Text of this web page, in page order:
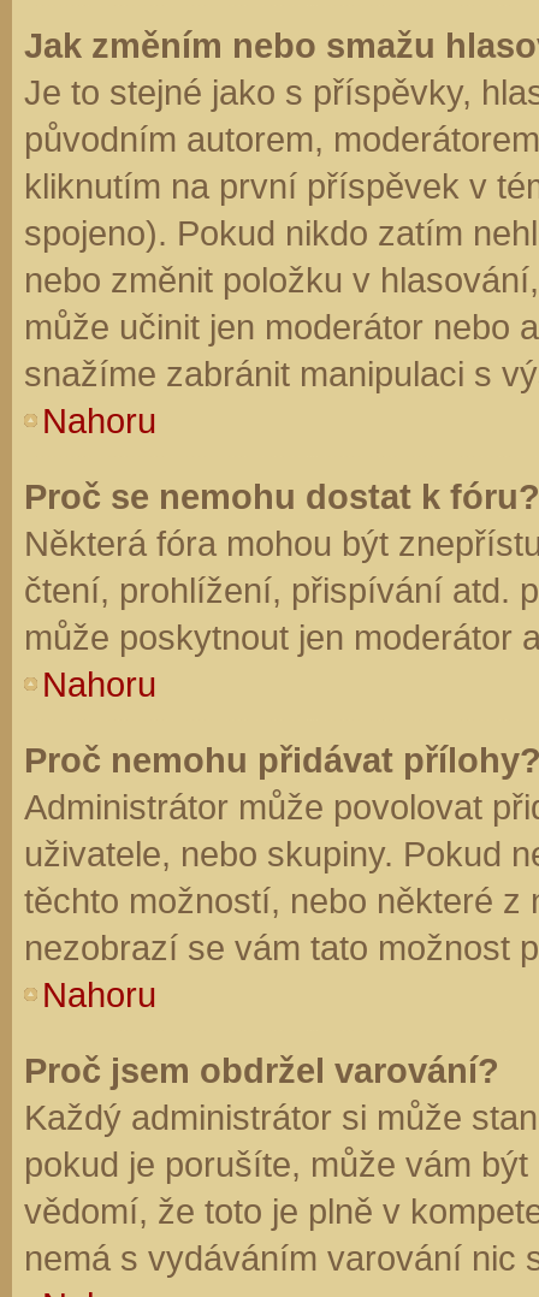
Jak změním nebo smažu
Je to stejné jako s příspěvky,
původním autorem,
kliknutím na první příspěvek v
spojeno). Pokud nikdo zatím
nebo změnit položku v
může učinit jen moderátor nebo
snažíme zabránit manipulaci s
Nahoru
Proč se nemohu dostat k fóru?
Některá fóra mohou být
čtení, prohlížení, přispívání atd.
může poskytnout jen moderátor
Nahoru
Proč nemohu přidávat
Administrátor může povolovat
uživatele, nebo skupiny. Pokud
těchto možností, nebo některé z
nezobrazí se vám tato možnost
Nahoru
Proč jsem obdržel varování?
Každý administrátor si může
pokud je porušíte, může vám
vědomí, že toto je plně v
nemá s vydáváním varování nic